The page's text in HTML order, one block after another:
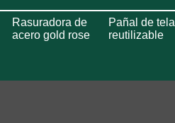
Rasuradora de
acero gold rose
Pañal de tela
reutilizable